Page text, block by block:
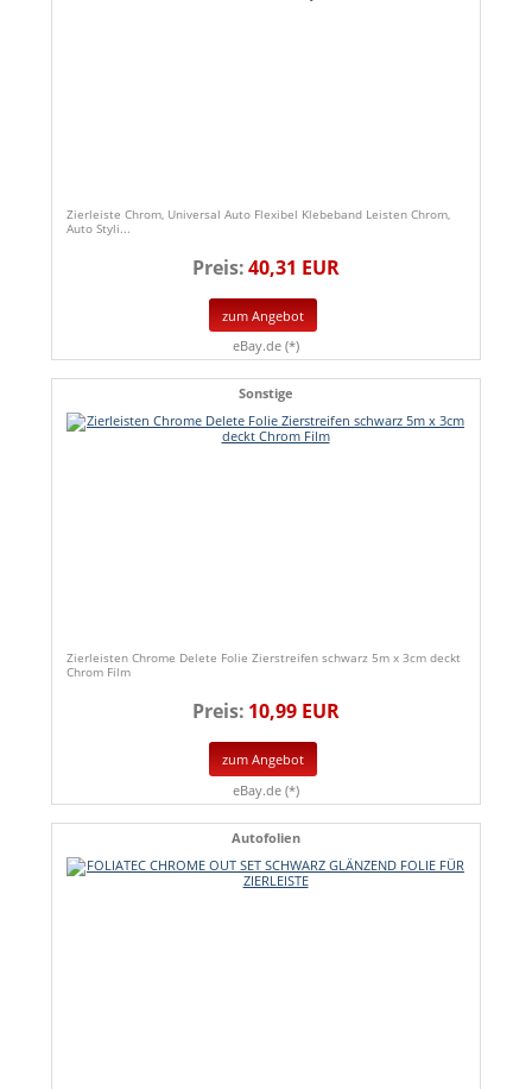
Zierleiste Chrom, Universal Auto Flexibel Klebeband Leisten Chrom,
Auto Styli...
Preis:40,31 EUR
zum Angebot
eBay.de (*)
Sonstige
Zierleisten Chrome Delete Folie Zierstreifen schwarz 5m x 3cm deckt
Chrom Film
Preis: 10,99 EUR
zum Angebot
eBay.de (*)
Autofolien